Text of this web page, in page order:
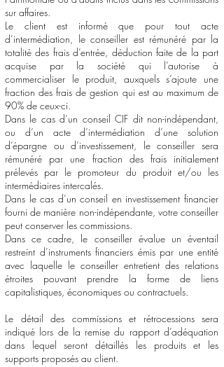
sur affaires.
Le client est informé que pour tout acte
d’intermédiation, le conseiller est rémunéré par la
totalité des frais d’entrée, déduction faite de la part
acquise par la société qui l’autorise à
commercialiser le produit, auxquels s’ajoute une
fraction des frais de gestion qui est au maximum de
90% de ceux-ci.
Dans le cas d’un conseil CIF dit non-indépendant,
ou d’un acte d’intermédiation d’une solution
d’épargne ou d’investissement, le conseiller sera
rémunéré par une fraction des frais initialement
prélevés par le promoteur du produit et/ou les
intermédiaires intercalés.
Dans le cas d’un conseil en investissement financier
fourni de manière non-indépendante, votre conseiller
peut conserver les commissions.
Dans ce cadre, le conseiller évalue un éventail
restreint d’instruments financiers émis par une entité
avec laquelle le conseiller entretient des relations
étroites pouvant prendre la forme de liens
capitalistiques, économiques ou contractuels.
Le détail des commissions et rétrocessions sera
indiqué lors de la remise du rapport d’adéquation
dans lequel seront détaillés les produits et les
supports proposés au client.